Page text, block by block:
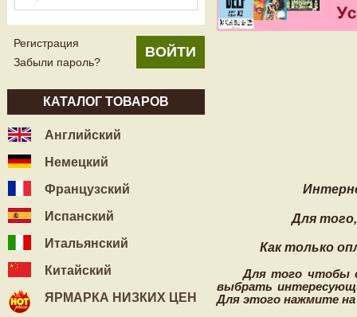
Регистрация
Забыли пароль?
КАТАЛОГ ТОВАРОВ
Английский
Немецкий
Французский
Испанский
Итальянский
Китайский
ЯРМАРКА НИЗКИХ ЦЕН
И
Для
Как только
Для того чтобы
выбрать
Для этого нажмите на